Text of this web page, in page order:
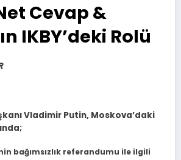
Cevap &
IKBY’deki Rolü
Vladimir Putin, Moskova’daki
bağımsızlık referandumu ile ilgili